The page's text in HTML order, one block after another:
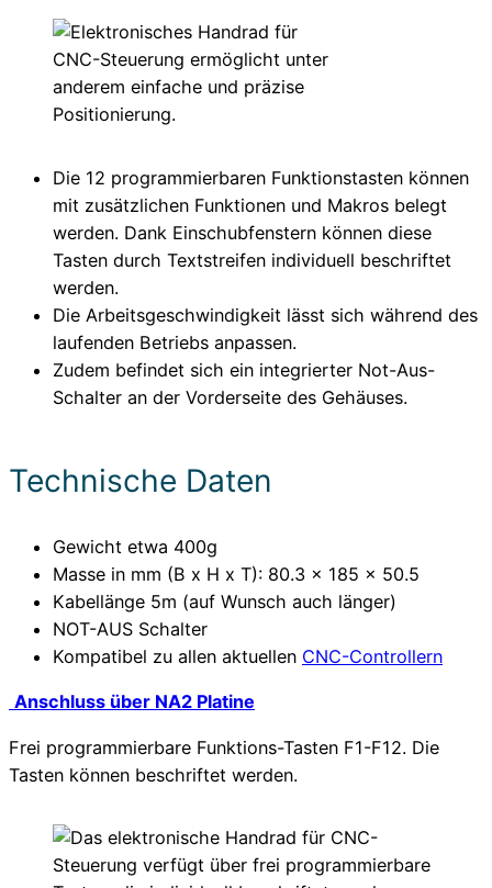
Die 12 programmierbaren Funktionstasten können
mit zusätzlichen Funktionen und Makros belegt
werden. Dank Einschubfenstern können diese
Tasten durch Textstreifen individuell beschriftet
werden.
Die Arbeitsgeschwindigkeit lässt sich während des
laufenden Betriebs anpassen.
Zudem befindet sich ein integrierter Not-Aus-
Schalter an der Vorderseite des Gehäuses.
Technische Daten
Gewicht etwa 400g
Masse in mm (B x H x T): 80.3 x 185 x 50.5
Kabellänge 5m (auf Wunsch auch länger)
NOT-AUS Schalter
Kompatibel zu allen aktuellen CNC-Controllern
Anschluss über NA2 Platine
Frei programmierbare Funktions-Tasten F1-F12. Die
Tasten können beschriftet werden.